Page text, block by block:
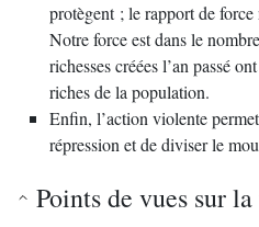
protègent ; le rapport de force
Notre force est dans le
richesses créées l’an passé
riches de la population.
Enfin, l’action violente
répression et de diviser le
Points de vues sur